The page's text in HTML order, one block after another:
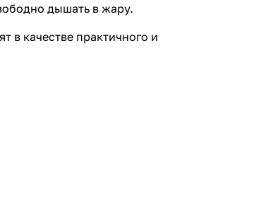
дышать в жару.
в качестве практичного и